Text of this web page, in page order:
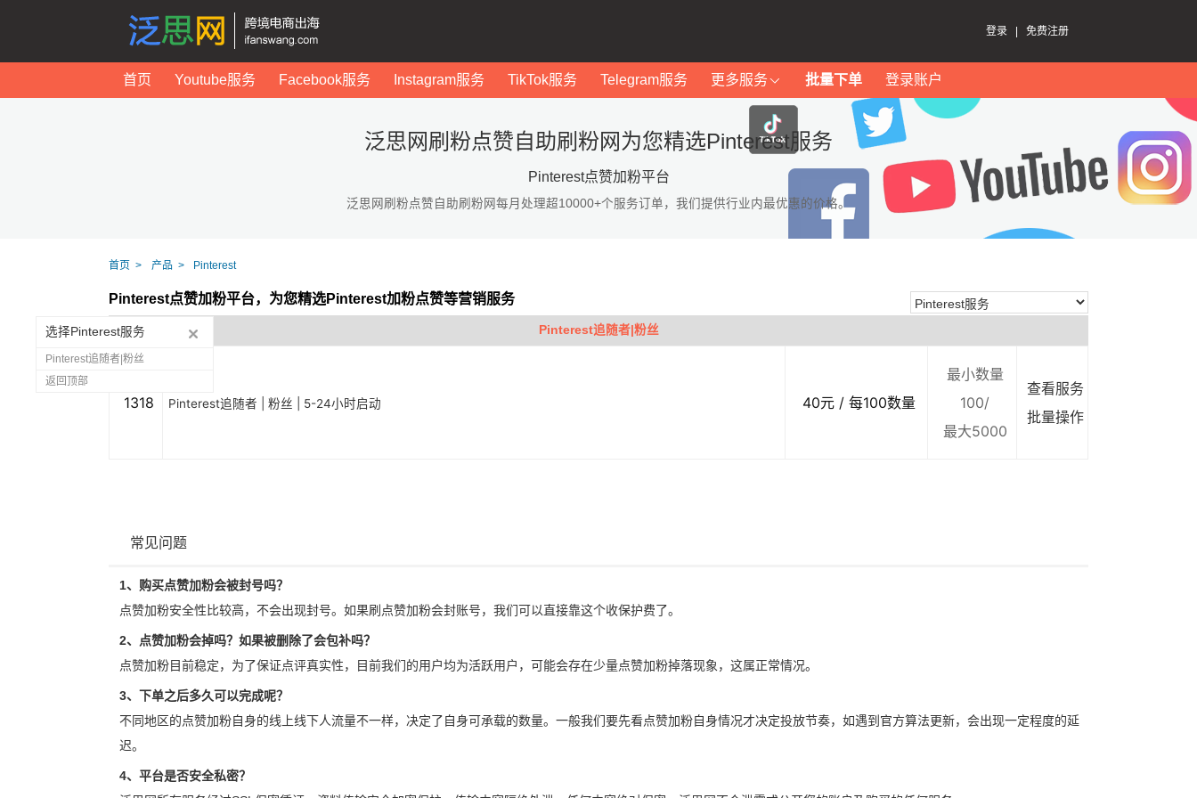
登录 免费注册
首页 Youtube服务 Facebook服务 Instagram服务 TikTok服务 Telegram服务 更多服务 批量下单 登录账户
泛思网刷粉点赞自助刷粉网为您精选Pinterest服务
Pinterest点赞加粉平台
泛思网刷粉点赞自助刷粉网每月处理超10000+个服务订单，我们提供行业内最优惠的价格。
首页 产品 Pinterest
Pinterest点赞加粉平台，为您精选Pinterest加粉点赞等营销服务
Pinterest追随者|粉丝
1318 Pinterest追随者 | 粉丝 | 5-24小时启动 40元 / 每100数量
最小数量
100/
最大5000
查看服务
批量操作
常见问题
1、购买点赞加粉会被封号吗？
点赞加粉安全性比较高，不会出现封号。如果刷点赞加粉会封账号，我们可以直接靠这个收保护费了。
2、点赞加粉会掉吗？如果被删除了会包补吗？
点赞加粉目前稳定，为了保证点评真实性，目前我们的用户均为活跃用户，可能会存在少量点赞加粉掉落现象，这属正常情况。
3、下单之后多久可以完成呢？
不同地区的点赞加粉自身的线上线下人流量不一样，决定了自身可承载的数量。一般我们要先看点赞加粉自身情况才决定投放节奏，如遇到官方算法更新，会出现一定程度的延
迟。
4、平台是否安全私密？
选择Pinterest服务
Pinterest追随者|粉丝
返回顶部